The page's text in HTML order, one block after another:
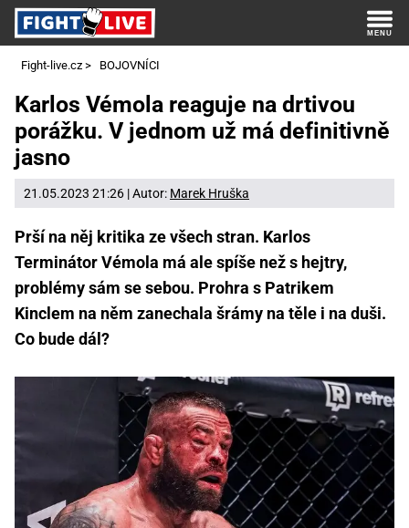
Fight-live.cz > BOJOVNÍCI
Karlos Vémola reaguje na drtivou
porážku. V jednom už má definitivně
jasno
21.05.2023 21:26 | Autor: Marek Hruška
Prší na něj kritika ze všech stran. Karlos
Terminátor Vémola má ale spíše než s hejtry,
problémy sám se sebou. Prohra s Patrikem
Kinclem na něm zanechala šrámy na těle i na duši.
Co bude dál?